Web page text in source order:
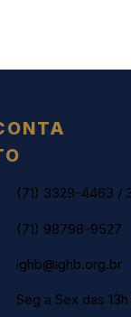
(71) 3329-4463 /
(71) 98798-9527
ighb@ighb.org.br
Seg a Sex das 13h